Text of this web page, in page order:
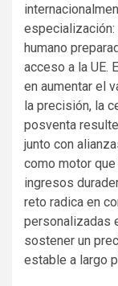
especialización:
humano
acceso a la UE.
en aumentar el
la precisión, la
posventa
junto con
como motor
ingresos
reto radica en
personalizadas
sostener un
estable a largo